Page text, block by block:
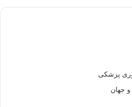
پزشکی
و جهان